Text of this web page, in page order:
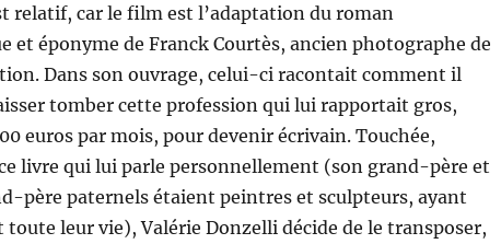
relatif, car le film est l’adaptation du roman
et éponyme de Franck Courtès, ancien photographe de
Dans son ouvrage, celui-ci racontait comment il
tomber cette profession qui lui rapportait gros,
euros par mois, pour devenir écrivain. Touchée,
livre qui lui parle personnellement (son grand-père et
père paternels étaient peintres et sculpteurs, ayant
toute leur vie), Valérie Donzelli décide de le transposer,